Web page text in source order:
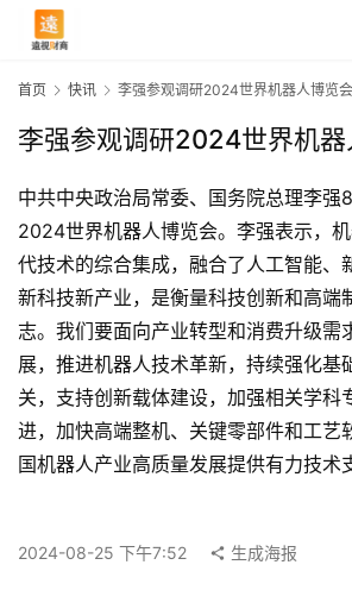
首
页
讯
首页 快讯 李强参观调研2024世界机器人博览会
李强参观调研2024世界机器
中共中央政治局常委、国务院总理李强
2024世界机器人博览会。李强表示，
代技术的综合集成，融合了人工智能、
新科技新产业，是衡量科技创新和高端
志。我们要面向产业转型和消费升级需
展，推进机器人技术革新，持续强化基
关，支持创新载体建设，加强相关学科
进，加快高端整机、关键零部件和工艺
国机器人产业高质量发展提供有力技术
2024-08-25 下午7:52 生成海报